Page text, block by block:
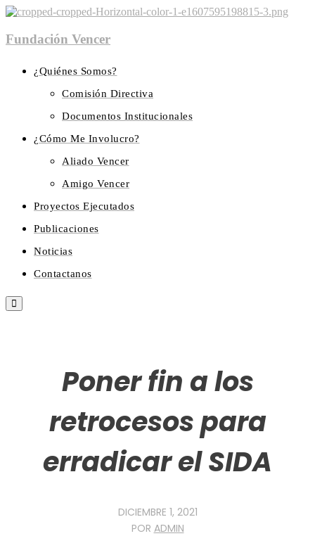
Fundación Vencer
¿Quiénes Somos?
Comisión Directiva
Documentos Institucionales
¿Cómo Me Involucro?
Aliado Vencer
Amigo Vencer
Proyectos Ejecutados
Publicaciones
Noticias
Contactanos
Poner fin a los
retrocesos para
erradicar el SIDA
DICIEMBRE 1, 2021
POR ADMIN